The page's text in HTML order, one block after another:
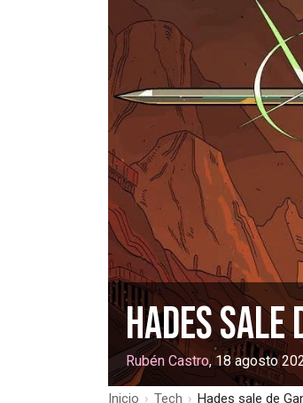
Hades sale
Rubén Castro, 18 agosto
Inicio › Tech › Hades sale de